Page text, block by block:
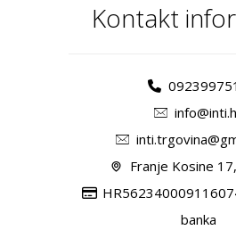
Kontakt
Franje Kosine
banka